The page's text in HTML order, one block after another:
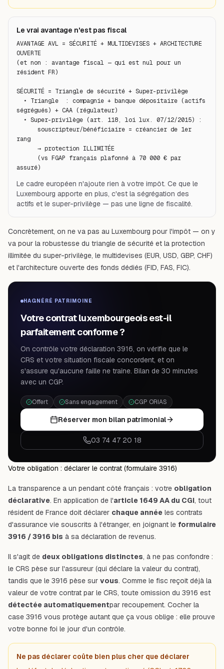
Le vrai avantage n'est pas fiscal
AVANTAGE AVL = SÉCURITÉ + MULTIDEVISES + ARCHITECTURE
OUVERTE
(et non : avantage fiscal — qui est nul pour un
résident FR)
SÉCURITÉ = Triangle de sécurité + Super-privilège
ségrégués) + CAA (régulateur)
rang
assuré)
Le cadre européen n'ajoute rien à votre impôt. Ce que le
Luxembourg apporte en plus, c'est la ségrégation des
actifs et le super-privilège — pas une ligne de fiscalité.
Concrètement, on ne va pas au Luxembourg pour l'impôt — on y
va pour la robustesse du triangle de sécurité et la protection
illimitée du super-privilège, le multidevises (EUR, USD, GBP, CHF)
et l'architecture ouverte des fonds dédiés (FID, FAS, FIC).
HAGNÉRÉ PATRIMOINE
Votre contrat luxembourgeois est-il
parfaitement conforme ?
On contrôle votre déclaration 3916, on vérifie que le
CRS et votre situation fiscale concordent, et on
s'assure qu'aucune faille ne traîne. Bilan de 30 minutes
avec un CGP.
Offert Sans engagement CGP ORIAS
Réserver mon bilan patrimonial
03 74 47 20 18
Votre obligation : déclarer le contrat (formulaire 3916)
La transparence a un pendant côté français : votre obligation
déclarative. En application de l'article 1649 AA du CGI, tout
résident de France doit déclarer chaque année les contrats
d'assurance vie souscrits à l'étranger, en joignant le formulaire
3916 / 3916 bis à sa déclaration de revenus.
Il s'agit de deux obligations distinctes, à ne pas confondre :
le CRS pèse sur l'assureur (qui déclare la valeur du contrat),
tandis que le 3916 pèse sur vous. Comme le fisc reçoit déjà la
valeur de votre contrat par le CRS, toute omission du 3916 est
détectée automatiquementpar recoupement. Cocher la
case 3916 vous protège autant que ça vous oblige : elle prouve
votre bonne foi le jour d'un contrôle.
Ne pas déclarer coûte bien plus cher que déclarer